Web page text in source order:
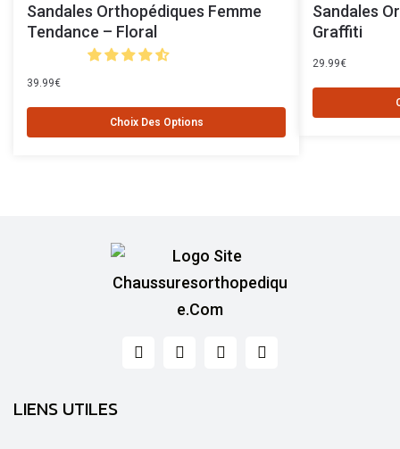
Sandales Orthopédiques Femme
Tendance – Floral
39.99€
Choix Des Options
Sandales
Graffiti
29.99€
LIENS UTILES